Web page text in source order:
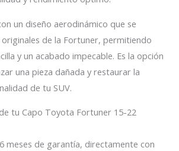
un diseño aerodinámico que se
originales de la Fortuner, permitiendo
y un acabado impecable. Es la opción
una pieza dañada y restaurar la
de tu SUV.
tu Capo Toyota Fortuner 15-22
meses de garantía, directamente con